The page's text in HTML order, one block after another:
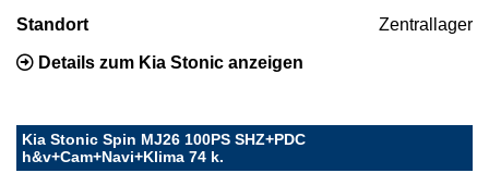
Standort Zentrallager
Details zum Kia Stonic anzeigen
Kia Stonic Spin MJ26 100PS SHZ+PDC
h&v+Cam+Navi+Klima 74 k.